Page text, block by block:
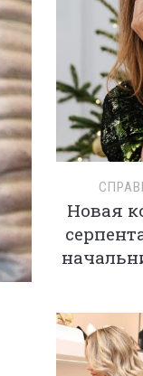
Новая